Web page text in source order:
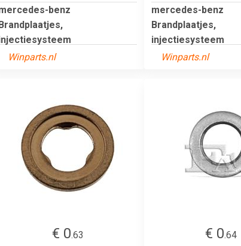
benz
Winparts.nl
mercedes-benz
Brandplaatjes,
injectiesysteem
Winparts.nl
€ 0.63
€ 0.64